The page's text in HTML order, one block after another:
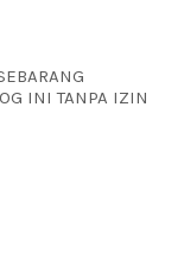
INI TANPA IZIN